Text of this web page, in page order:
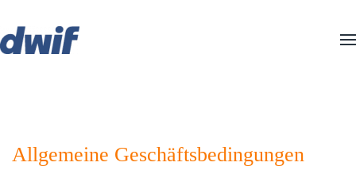
Zum Hauptinhalt springen
Allgemeine Geschäftsbedingungen